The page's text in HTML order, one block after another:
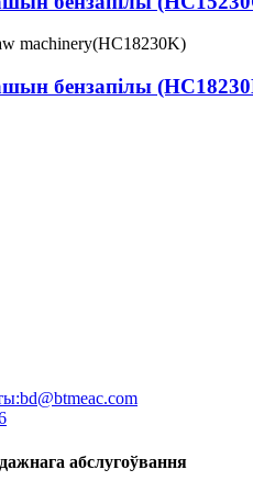
бензапілы
bd@btmeac.com
абслугоўвання